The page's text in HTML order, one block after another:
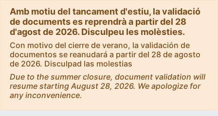
Amb motiu del tancament d'estiu, la validació
de documents es reprendrà a partir del 28
d'agost de 2026. Disculpeu les molèsties.
Con motivo del cierre de verano, la validación de
documentos se reanudará a partir del 28 de agosto
de 2026. Disculpad las molestias
Due to the summer closure, document validation will
resume starting August 28, 2026. We apologize for
any inconvenience.